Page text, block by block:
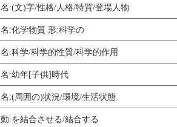
名:(文)字/性格/人格/特質/登場人物
名:化学物質 形:科学の
名:科学/科学的性質/科学的作用
名:幼年[子供]時代
名:(周囲の)状況/環境/生活状態
動:を結合させる/結合する